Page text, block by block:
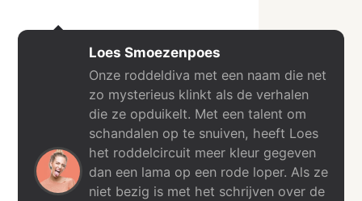
Loes Smoezenpoes
Onze roddeldiva met een naam die net
zo mysterieus klinkt als de verhalen
die ze opduikelt. Met een talent om
schandalen op te snuiven, heeft Loes
het roddelcircuit meer kleur gegeven
dan een lama op een rode loper. Als ze
niet bezig is met het schrijven over de